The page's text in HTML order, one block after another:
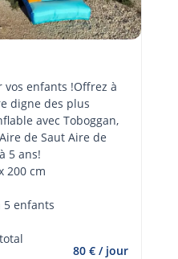
vos enfants !Offrez à
digne des plus
avec Toboggan,
de Saut Aire de
5 ans!
200 cm
enfants
80 € / jour